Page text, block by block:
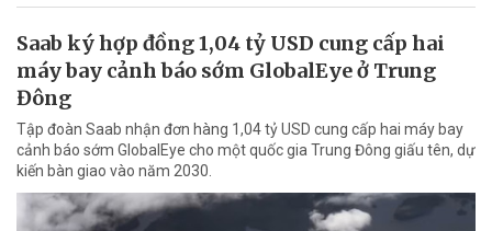
Saab ký hợp đồng 1,04 tỷ USD cung cấp hai
máy bay cảnh báo sớm GlobalEye ở Trung
Đông
Tập đoàn Saab nhận đơn hàng 1,04 tỷ USD cung cấp hai máy bay
cảnh báo sớm GlobalEye cho một quốc gia Trung Đông giấu tên, dự
kiến bàn giao vào năm 2030.